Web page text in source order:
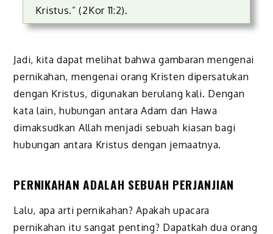
Kristus.” (2Kor 11:2).
Jadi, kita dapat melihat bahwa gambaran mengenai
pernikahan, mengenai orang Kristen dipersatukan
dengan Kristus, digunakan berulang kali. Dengan
kata lain, hubungan antara Adam dan Hawa
dimaksudkan Allah menjadi sebuah kiasan bagi
hubungan antara Kristus dengan jemaatnya.
PERNIKAHAN ADALAH SEBUAH PERJANJIAN
Lalu, apa arti pernikahan? Apakah upacara
pernikahan itu sangat penting? Dapatkah dua orang